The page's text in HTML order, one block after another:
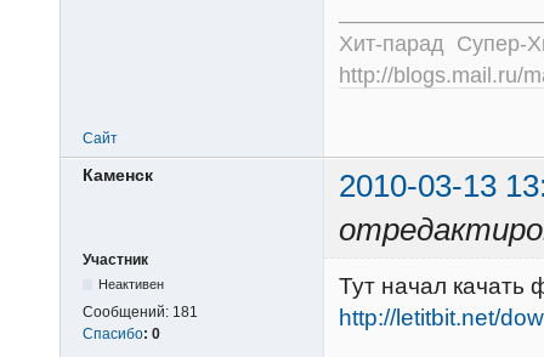
Хит-парад Супер-
http://blogs.mail.ru/
Сайт
Каменск
2010-03-13
Участник
Неактивен
Сообщений: 181
Спасибо: 0
Тут начал
http://letitbit.net/